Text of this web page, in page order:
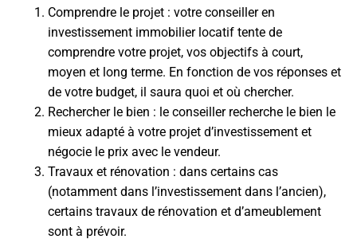
Comprendre le projet : votre conseiller en
investissement immobilier locatif tente de
comprendre votre projet, vos objectifs à court,
moyen et long terme. En fonction de vos réponses et
de votre budget, il saura quoi et où chercher.
Rechercher le bien : le conseiller recherche le bien le
mieux adapté à votre projet d’investissement et
négocie le prix avec le vendeur.
Travaux et rénovation : dans certains cas
(notamment dans l’investissement dans l’ancien),
certains travaux de rénovation et d’ameublement
sont à prévoir.